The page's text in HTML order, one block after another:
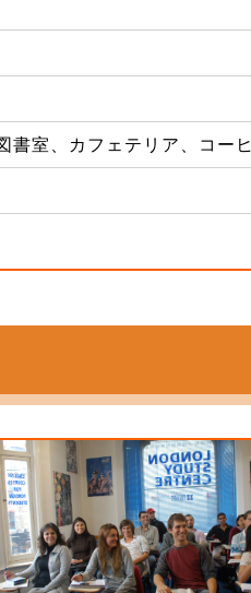
室、カフェテリア、コー